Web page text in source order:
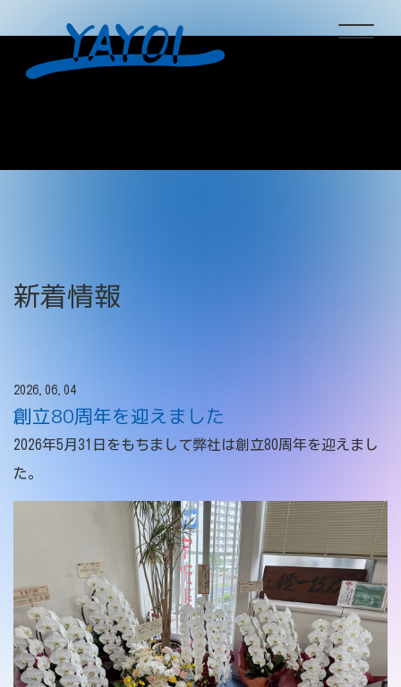
新着情報
お問い合わせ
新着情報
2026.06.04
創立80周年を迎えました
2026年5月31日をもちまして弊社は創立80周年を迎えまし
た。